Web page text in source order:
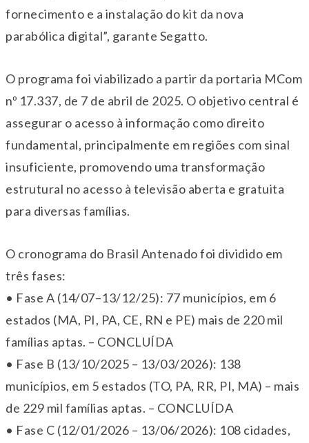
fornecimento e a instalação do kit da nova
parabólica digital”, garante Segatto.
O programa foi viabilizado a partir da portaria MCom
nº 17.337, de 7 de abril de 2025. O objetivo central é
assegurar o acesso à informação como direito
fundamental, principalmente em regiões com sinal
insuficiente, promovendo uma transformação
estrutural no acesso à televisão aberta e gratuita
para diversas famílias.
O cronograma do Brasil Antenado foi dividido em
três fases:
• Fase A (14/07–13/12/25): 77 municípios, em 6
estados (MA, PI, PA, CE, RN e PE) mais de 220 mil
famílias aptas. – CONCLUÍDA
• Fase B (13/10/2025 – 13/03/2026): 138
municípios, em 5 estados (TO, PA, RR, PI, MA) – mais
de 229 mil famílias aptas. – CONCLUÍDA
• Fase C (12/01/2026 – 13/06/2026): 108 cidades,